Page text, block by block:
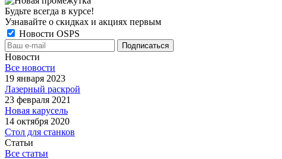
Будьте всегда в курсе!
Узнавайте о скидках и акциях первым
Новости OSPS
Новости
Все новости
19 января 2023
Лазерный раскрой
23 февраля 2021
Новая карусель
14 октября 2020
Стол для станков
Статьи
Все статьи